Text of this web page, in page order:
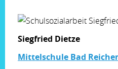
Siegfried Dietze
Mittelschule Bad